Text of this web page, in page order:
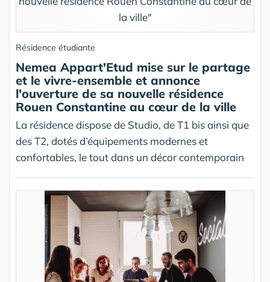
Résidence étudiante
Nemea Appart'Etud mise sur le partage
et le vivre-ensemble et annonce
l'ouverture de sa nouvelle résidence
Rouen Constantine au cœur de la ville
La résidence dispose de Studio, de T1 bis ainsi que
des T2, dotés d’équipements modernes et
confortables, le tout dans un décor contemporain